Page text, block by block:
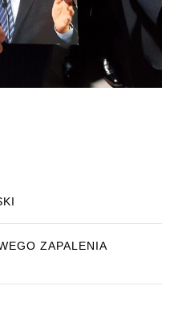
ZAPALENIA